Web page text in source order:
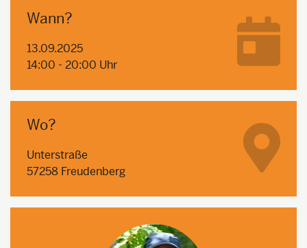
Wann?
13.09.2025
14:00 - 20:00 Uhr
Wo?
Unterstraße
57258 Freudenberg